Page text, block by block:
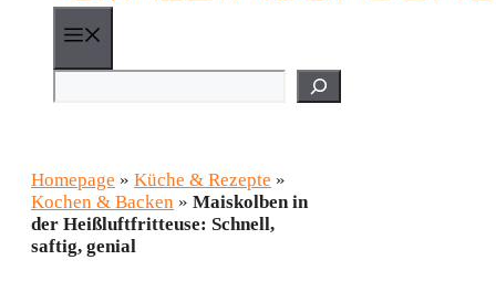
Homepage » Küche & Rezepte »
Kochen & Backen » Maiskolben in
der Heißluftfritteuse: Schnell,
saftig, genial